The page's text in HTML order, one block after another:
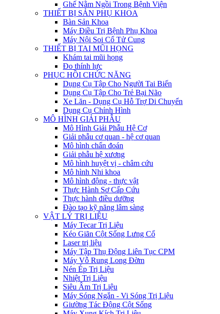
Ghế Nằm Ngồi Trong Bệnh Viện
THIẾT BỊ SẢN PHỤ KHOA
Bàn Sản Khoa
Máy Điều Trị Bệnh Phụ Khoa
Máy Nội Soi Cổ Tử Cung
THIẾT BỊ TAI MŨI HỌNG
Khám tai mũi họng
Đo thính lực
PHỤC HỒI CHỨC NĂNG
Dụng Cụ Tập Cho Người Tai Biến
Dụng Cụ Tập Cho Trẻ Bại Não
Xe Lăn - Dụng Cụ Hỗ Trợ Di Chuyển
Dụng Cụ Chỉnh Hình
MÔ HÌNH GIẢI PHẪU
Mô Hình Giải Phẫu Hệ Cơ
Giải phẫu cơ quan - hệ cơ quan
Mô hình chẩn đoán
Giải phẫu hệ xương
Mô hình huyệt vị - châm cứu
Mô hình Nhi khoa
Mô hình động - thực vật
Thực Hành Sơ Cấp Cứu
Thực hành điều dưỡng
Đào tạo kỹ năng lâm sàng
VẬT LÝ TRỊ LIỆU
Máy Tecar Trị Liệu
Kéo Giãn Cột Sống Lưng Cổ
Laser trị liệu
Máy Tập Thụ Động Liên Tục CPM
Máy Vỗ Rung Long Đờm
Nén Ép Trị Liệu
Nhiệt Trị Liệu
Siêu Âm Trị Liệu
Máy Sóng Ngắn - Vi Sóng Trị Liệu
Giường Tác Động Cột Sống